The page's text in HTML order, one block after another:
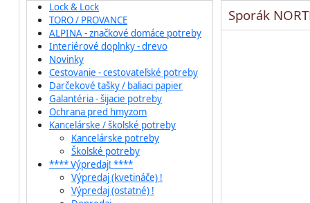
Lock & Lock
TORO / PROVANCE
ALPINA - značkové domáce potreby
Interiérové doplnky - drevo
Novinky
Cestovanie - cestovateľské potreby
Darčekové tašky / baliaci papier
Galantéria - šijacie potreby
Ochrana pred hmyzom
Kancelárske / školské potreby
Kancelárske potreby
Školské potreby
**** Výpredaj! ****
Výpredaj (kvetináče) !
Výpredaj (ostatné) !
Sporák